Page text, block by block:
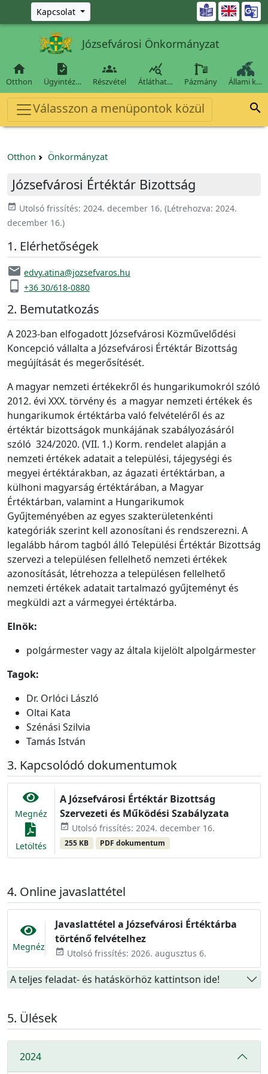
Ugrás a fő tartalomra
Kapcsolat 
Józsefvárosi Önkormányzat

Otthon

Ügyintéz…

Részvétel

Átláthat… Pázmány Állami k…
Válasszon a menüpontok közül 
Otthon Önkormányzat
Józsefvárosi Értéktár Bizottság
event_available Utolsó frissítés: 2024. december 16. (Létrehozva: 2024.
december 16.)
Elérhetőségek
email edvy.atina@jozsefvaros.hu
phone_android +36 30/618-0880
Bemutatkozás
A 2023-ban elfogadott Józsefvárosi Közművelődési
Koncepció vállalta a Józsefvárosi Értéktár Bizottság
megújítását és megerősítését.
A magyar nemzeti értékekről és hungarikumokról szóló
2012. évi XXX. törvény és a magyar nemzeti értékek és
hungarikumok értéktárba való felvételéről és az
értéktár bizottságok munkájának szabályozásáról
szóló 324/2020. (VII. 1.) Korm. rendelet alapján a
nemzeti értékek adatait a települési, tájegységi és
megyei értéktárakban, az ágazati értéktárban, a
külhoni magyarság értéktárában, a Magyar
Értéktárban, valamint a Hungarikumok
Gyűjteményében az egyes szakterületenkénti
kategóriák szerint kell azonosítani és rendszerezni. A
legalább három tagból álló Települési Értéktár Bizottság
szervezi a településen fellelhető nemzeti értékek
azonosítását, létrehozza a településen fellelhető
nemzeti értékek adatait tartalmazó gyűjteményt és
megküldi azt a vármegyei értéktárba.
Elnök:
polgármester vagy az általa kijelölt alpolgármester
Tagok:
Dr. Orlóci László
Oltai Kata
Szénási Szilvia
Tamás István
Kapcsolódó dokumentumok
Megnéz
Letöltés
A Józsefvárosi Értéktár Bizottság
Szervezeti és Működési Szabályzata
event_available Utolsó frissítés: 2024. december 16.
255 KB PDF dokumentum
Online javaslattétel
Megnéz
Javaslattétel a Józsefvárosi Értéktárba
történő felvételhez
event_available Utolsó frissítés: 2026. augusztus 6.
A teljes feladat- és hatáskörhöz kattintson ide!
Ülések
2024